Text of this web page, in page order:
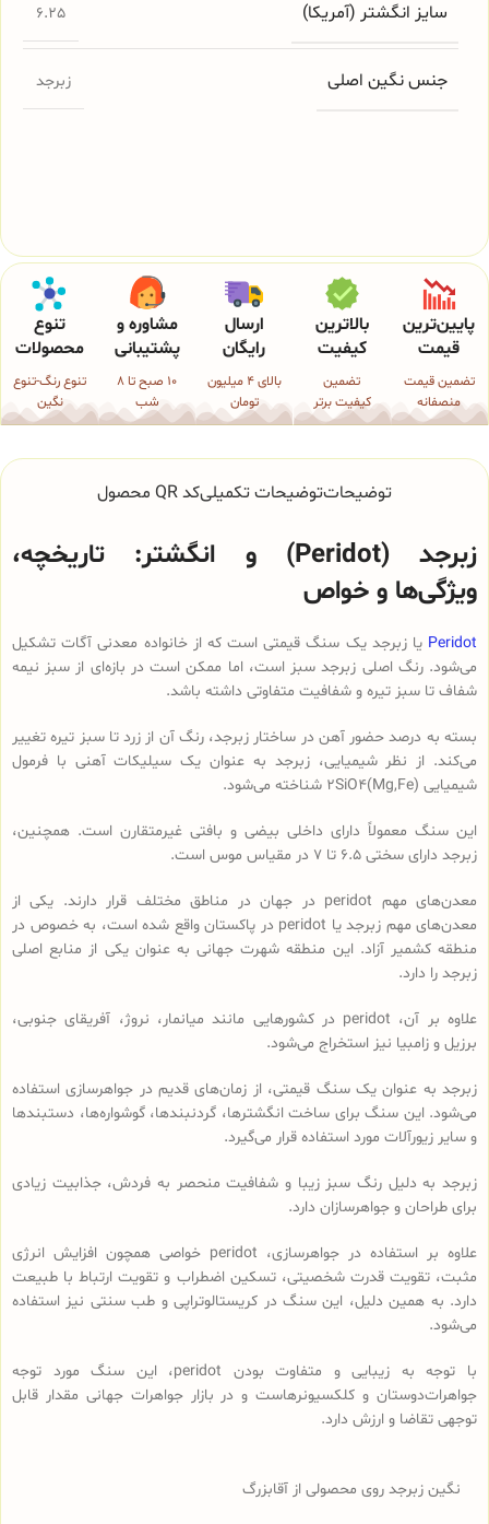
سایز انگشتر (آمریکا) 6.25
جنس نگین اصلی زبرجد
پایین‌ترین
قیمت
تضمین قیمت
منصفانه
بالاترین
کیفیت
تضمین
کیفیت برتر
ارسال
رایگان
بالای 4 میلیون
تومان
مشاوره و
پشتیبانی
10 صبح تا 8
شب
تنوع
محصولات
تنوع رنگ-تنوع
نگین
توضیحاتتوضیحات تکمیلیکد QR محصول
زبرجد (Peridot) و انگشتر: تاریخچه،
ویژگی‌ها و خواص
Peridot یا زبرجد یک سنگ قیمتی است که از خانواده معدنی آگات تشکیل
می‌شود. رنگ اصلی زبرجد سبز است، اما ممکن است در بازه‌ای از سبز نیمه
شفاف تا سبز تیره و شفافیت متفاوتی داشته باشد.
بسته به درصد حضور آهن در ساختار زبرجد، رنگ آن از زرد تا سبز تیره تغییر
می‌کند. از نظر شیمیایی، زبرجد به عنوان یک سیلیکات آهنی با فرمول
شیمیایی (Mg,Fe)2SiO4 شناخته می‌شود.
این سنگ معمولاً دارای داخلی بیضی و بافتی غیرمتقارن است. همچنین،
زبرجد دارای سختی 6.5 تا 7 در مقیاس موس است.
معدن‌های مهم peridot در جهان در مناطق مختلف قرار دارند. یکی از
معدن‌های مهم زبرجد یا peridot در پاکستان واقع شده است، به خصوص در
منطقه کشمیر آزاد. این منطقه شهرت جهانی به عنوان یکی از منابع اصلی
زبرجد را دارد.
علاوه بر آن، peridot در کشورهایی مانند میانمار، نروژ، آفریقای جنوبی،
برزیل و زامبیا نیز استخراج می‌شود.
زبرجد به عنوان یک سنگ قیمتی، از زمان‌های قدیم در جواهرسازی استفاده
می‌شود. این سنگ برای ساخت انگشترها، گردنبندها، گوشواره‌ها، دستبندها
و سایر زیورآلات مورد استفاده قرار می‌گیرد.
زبرجد به دلیل رنگ سبز زیبا و شفافیت منحصر به فردش، جذابیت زیادی
برای طراحان و جواهرسازان دارد.
علاوه بر استفاده در جواهرسازی، peridot خواصی همچون افزایش انرژی
مثبت، تقویت قدرت شخصیتی، تسکین اضطراب و تقویت ارتباط با طبیعت
دارد. به همین دلیل، این سنگ در کریستالوتراپی و طب سنتی نیز استفاده
می‌شود.
با توجه به زیبایی و متفاوت بودن peridot، این سنگ مورد توجه
جواهرات‌دوستان و کلکسیونرهاست و در بازار جواهرات جهانی مقدار قابل
توجهی تقاضا و ارزش دارد.
نگین زبرجد روی محصولی از آقابزرگ